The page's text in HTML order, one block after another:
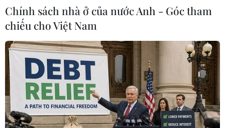
Chính sách nhà ở của nước Anh - Góc tham
chiếu cho Việt Nam